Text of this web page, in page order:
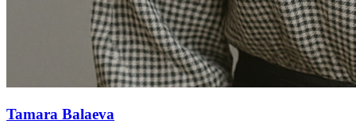
Tamara Balaeva